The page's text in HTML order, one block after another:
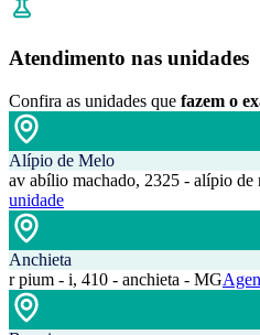
Atendimento nas unidades
Confira as unidades que fazem o
Alípio de Melo
av abílio machado, 2325 - alípio de
unidade
Anchieta
r pium - i, 410 - anchieta - MG